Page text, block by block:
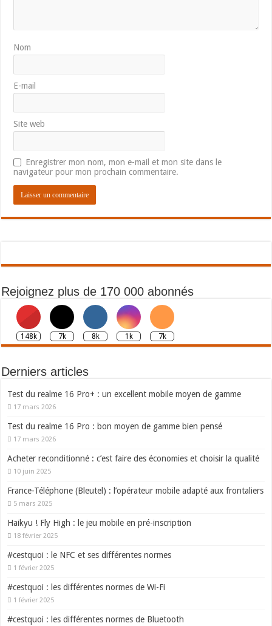
Nom
E-mail
Site web
Enregistrer mon nom, mon e-mail et mon site dans le
navigateur pour mon prochain commentaire.
Rejoignez plus de 170 000 abonnés
148k 7k 8k 1k 7k
Derniers articles
Test du realme 16 Pro+ : un excellent mobile moyen de gamme
17 mars 2026
Test du realme 16 Pro : bon moyen de gamme bien pensé
17 mars 2026
Acheter reconditionné : c’est faire des économies et choisir la qualité
10 juin 2025
France-Téléphone (Bleutel) : l’opérateur mobile adapté aux frontaliers
5 mars 2025
Haikyu ! Fly High : le jeu mobile en pré-inscription
18 février 2025
#cestquoi : le NFC et ses différentes normes
1 février 2025
#cestquoi : les différentes normes de Wi-Fi
1 février 2025
#cestquoi : les différentes normes de Bluetooth